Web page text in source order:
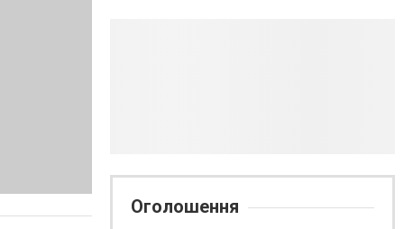
Оголошення